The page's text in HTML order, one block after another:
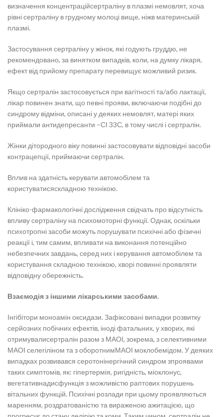
визначення концентраційсертраліну в плазмі немовлят, хоча
рівні сертраліну в грудному молоці вище, ніжв материнській
плазмі.
Застосування сертраліну у жінок, які годують груддю, не
рекомендовано, за винятком випадків, коли, на думку лікаря,
ефект від прийому препарату перевищує можливий ризик.
Якщо сертралін застосовується при вагітності та/або лактації,
лікар повинен знати, що певні прояви, включаючи подібні до
синдрому відміни, описані у деяких немовлят, матері яких
приймали антидепресанти –СІ 33С, в тому числі і сертралін.
Жінки дітородного віку повинні застосовувати відповідні засоби
контрацепції, приймаючи сертралін.
Вплив на здатність керувати автомобілем та
користуватисяскладною технікою.
Клініко-фармакологічні дослідження свідчать про відсутність
впливу сертраліну на психомоторні функції. Однак, оскільки
психотропні засоби можуть порушувати психічні або фізичні
реакції і, тим самим, впливати на виконання потенційно
небезпечних завдань, серед них і керування автомобілем та
користування складною технікою, хворі повинні проявляти
відповідну обережність.
Взаємодія з іншими лікарськими засобами.
Інгібітори моноамін оксидази. Зафіксовані випадки розвитку
серйозних побічних ефектів, іноді фатальних, у хворих, які
отримувалисертралін разом з МАОІ, зокрема, з селективними
МАОІ селегіліном та з оборотнимМАОІ моклобемідом. У деяких
випадках розвивався серотонінергічний синдром зпроявами
таких симптомів, як: гіпертермія, ригідність, міоклонус,
вегетативнадисфункція з можливістю раптових порушень
вітальних функцій. Психічні розлади при цьому проявляються
маренням, роздратованістю та вираженою ажитацією, що